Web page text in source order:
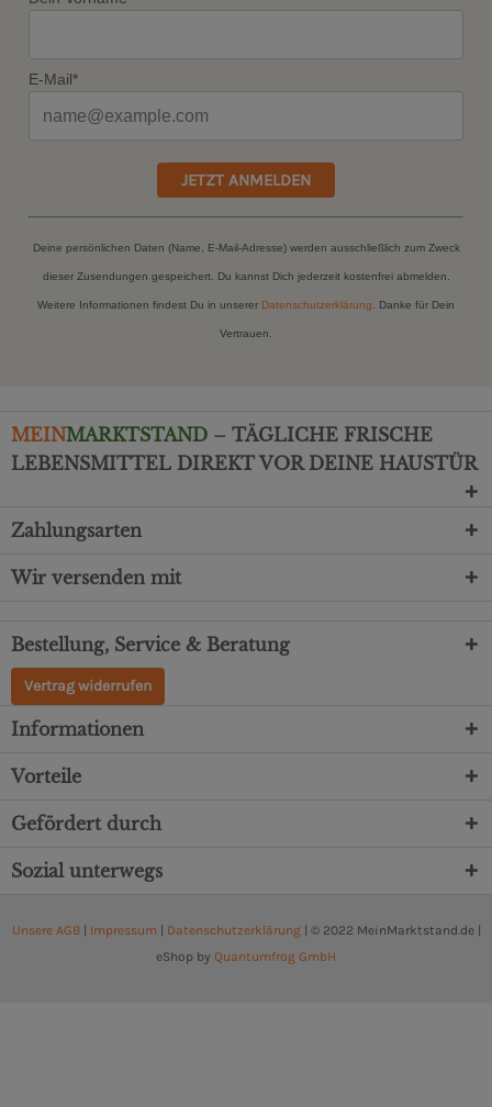
E-Mail*
JETZT ANMELDEN
Deine persönlichen Daten (Name, E-Mail-Adresse) werden ausschließlich zum Zweck
dieser Zusendungen gespeichert. Du kannst Dich jederzeit kostenfrei abmelden.
Weitere Informationen findest Du in unserer Datenschutzerklärung . Danke für Dein
Vertrauen.
MEINMARKTSTAND – TÄGLICHE FRISCHE
LEBENSMITTEL DIREKT VOR DEINE HAUSTÜR
Zahlungsarten
Wir versenden mit
Bestellung, Service & Beratung
Vertrag widerrufen
Informationen
Vorteile
Gefördert durch
Sozial unterwegs
Unsere AGB| Impressum Datenschutzerklärung| © 2022 MeinMarktstand.de |
eShop by Quantumfrog GmbH